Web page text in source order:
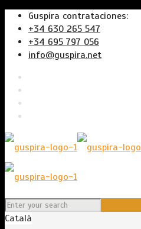
Guspira contrataciones:
+34 630 265 547
+34 695 797 056
info@guspira.net
Català